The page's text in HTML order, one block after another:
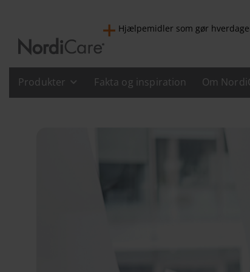
Hjælpemidler som gør
Produkter Fakta og inspiration Om